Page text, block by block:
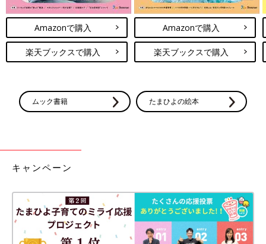
Amazonで購入
楽天ブックスで購入
Amazonで購入
楽天ブックスで購入
ムック書籍 たまひよの絵本
キャンペーン